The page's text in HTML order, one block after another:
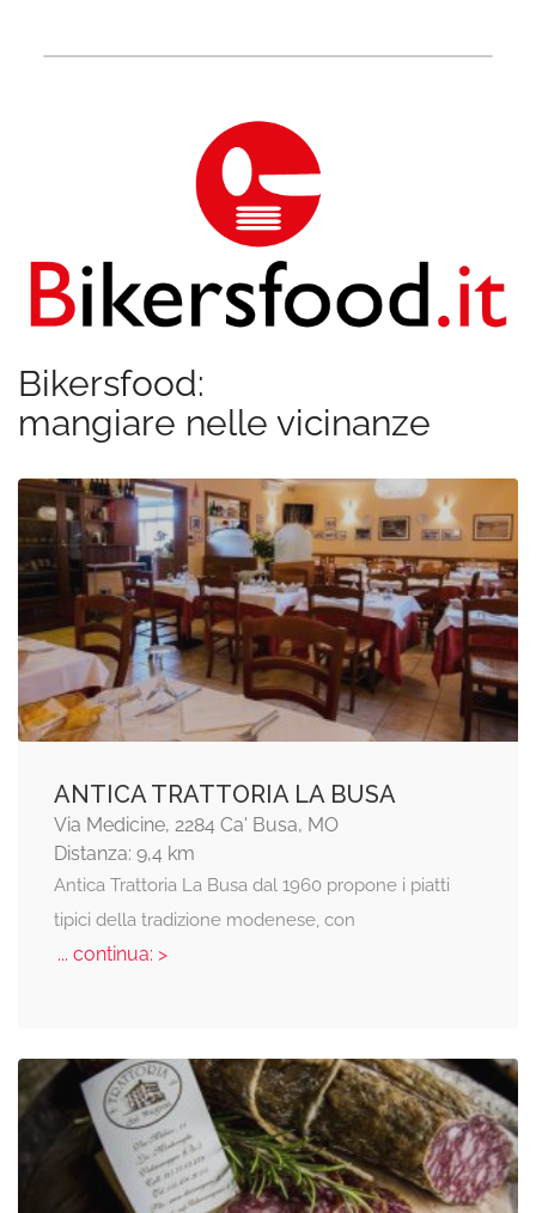
Bikersfood:
mangiare nelle vicinanze
ANTICA TRATTORIA LA BUSA
Via Medicine, 2284 Ca' Busa, MO
Distanza: 9,4 km
Antica Trattoria La Busa dal 1960 propone i piatti
tipici della tradizione modenese, con
... continua: >